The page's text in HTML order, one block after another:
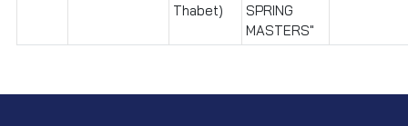
Thabet)
SPRING
MASTERS"